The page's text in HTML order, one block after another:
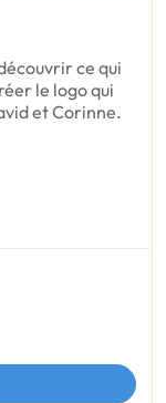
ce qui
le logo qui
et Corinne.